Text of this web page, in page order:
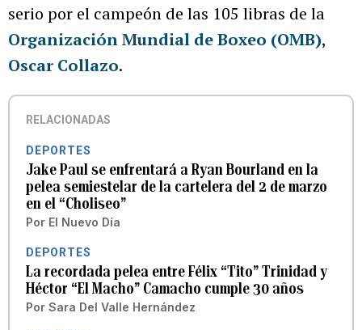
serio por el campeón de las 105 libras de la
Organización Mundial de Boxeo (OMB),
Oscar Collazo.
RELACIONADAS
DEPORTES
Jake Paul se enfrentará a Ryan Bourland en la
pelea semiestelar de la cartelera del 2 de marzo
en el “Choliseo”
Por El Nuevo Día
DEPORTES
La recordada pelea entre Félix “Tito” Trinidad y
Héctor “El Macho” Camacho cumple 30 años
Por Sara Del Valle Hernández